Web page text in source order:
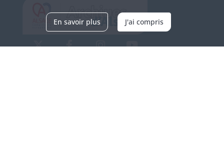
En savoir plus J'ai compris